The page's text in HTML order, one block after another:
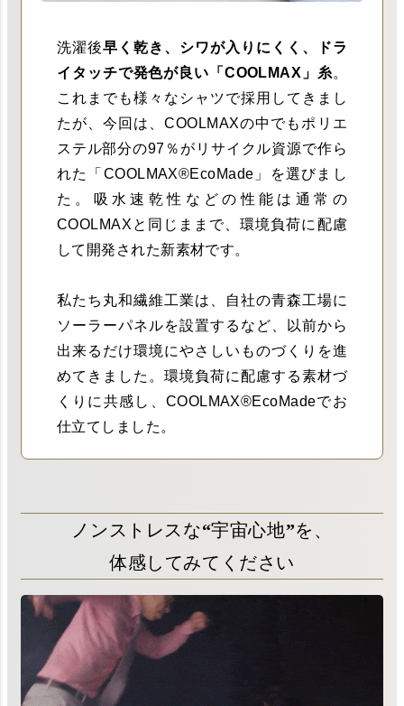
洗濯後早く乾き、シワが入りにくく、ドラ
イタッチで発色が良い「COOLMAX」糸。
これまでも様々なシャツで採用してきまし
たが、今回は、COOLMAXの中でもポリエ
ステル部分の97％がリサイクル資源で作ら
れた「COOLMAX®EcoMade」を選びまし
た。吸水速乾性などの性能は通常の
COOLMAXと同じままで、環境負荷に配慮
して開発された新素材です。
私たち丸和繊維工業は、自社の青森工場に
ソーラーパネルを設置するなど、以前から
出来るだけ環境にやさしいものづくりを進
めてきました。環境負荷に配慮する素材づ
くりに共感し、COOLMAX®EcoMadeでお
仕立てしました。
ノンストレスな“宇宙心地”を、
体感してみてください